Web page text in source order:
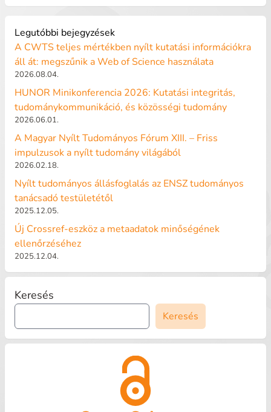
lapozása
Legutóbbi bejegyzések
A CWTS teljes mértékben nyílt kutatási információkra
áll át: megszűnik a Web of Science használata
2026.08.04.
HUNOR Minikonferencia 2026: Kutatási integritás,
tudománykommunikáció, és közösségi tudomány
2026.06.01.
A Magyar Nyílt Tudományos Fórum XIII. – Friss
impulzusok a nyílt tudomány világából
2026.02.18.
Nyílt tudományos állásfoglalás az ENSZ tudományos
tanácsadó testületétől
2025.12.05.
Új Crossref-eszköz a metaadatok minőségének
ellenőrzéséhez
2025.12.04.
Keresés
Keresés